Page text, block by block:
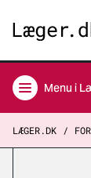
Menu i
LÆGER.DK